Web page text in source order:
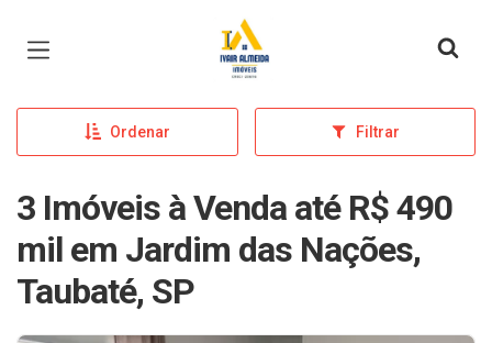
Página inicial
Ordenar Filtrar
3 Imóveis à Venda até R$ 490
mil em Jardim das Nações,
Taubaté, SP